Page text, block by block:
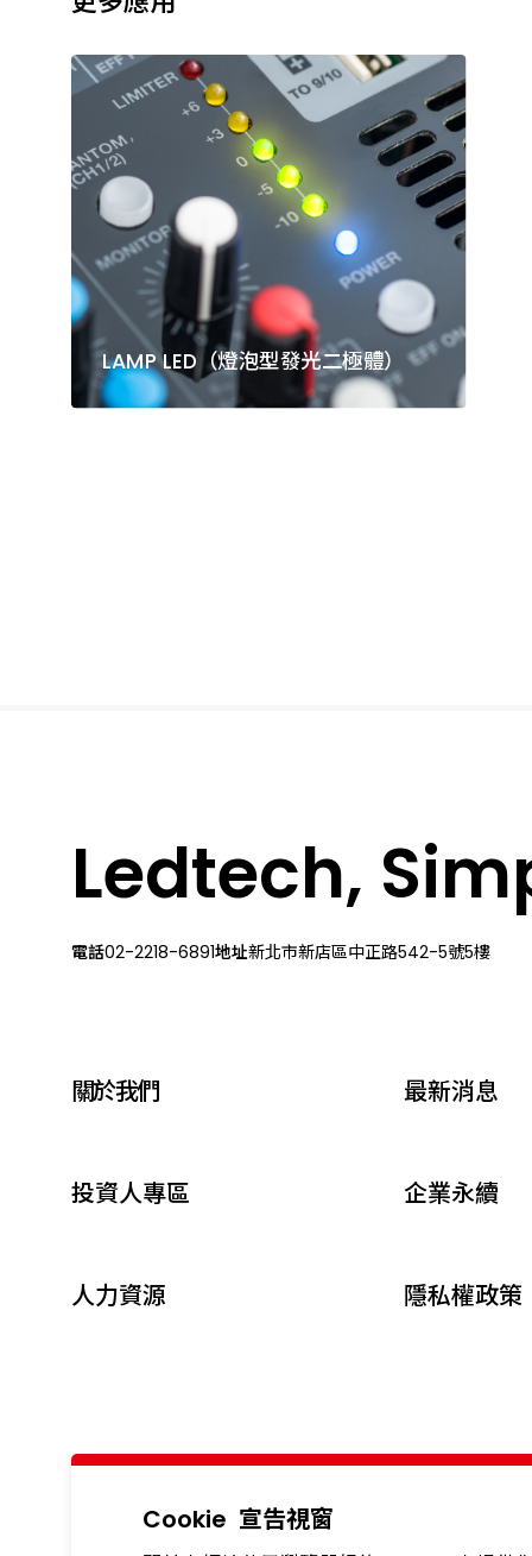
LAMP LED（燈泡型發光二極體）
Ledtech,
電話02-2218-6891地址新北市新店區中正路542-5號5樓
關於我們 最新消息
投資人專區 企業永續
人力資源 隱私權政策
Cookie 宣告視窗